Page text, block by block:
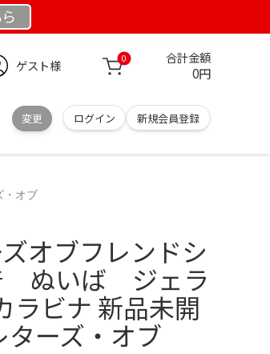
ゲスト様 0 合計金額
0円
変更 ログイン 新規会員登録
オブ
オブフレンドシ
ぬいば ジェラ
ラビナ 新品未開
ーズ・オブ